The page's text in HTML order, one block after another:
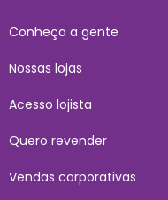
Conheça a gente
Nossas lojas
Acesso lojista
Quero revender
Vendas corporativas